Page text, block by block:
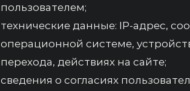
пользователем;
технические данные: IP-адрес,
операционной системе,
перехода, действиях на сайте;
сведения о согласиях